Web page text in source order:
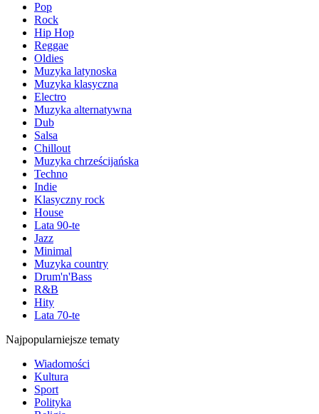
Pop
Rock
Hip Hop
Reggae
Oldies
Muzyka latynoska
Muzyka klasyczna
Electro
Muzyka alternatywna
Dub
Salsa
Chillout
Muzyka chrześcijańska
Techno
Indie
Klasyczny rock
House
Lata 90-te
Jazz
Minimal
Muzyka country
Drum'n'Bass
R&B
Hity
Lata 70-te
Najpopularniejsze tematy
Wiadomości
Kultura
Sport
Polityka